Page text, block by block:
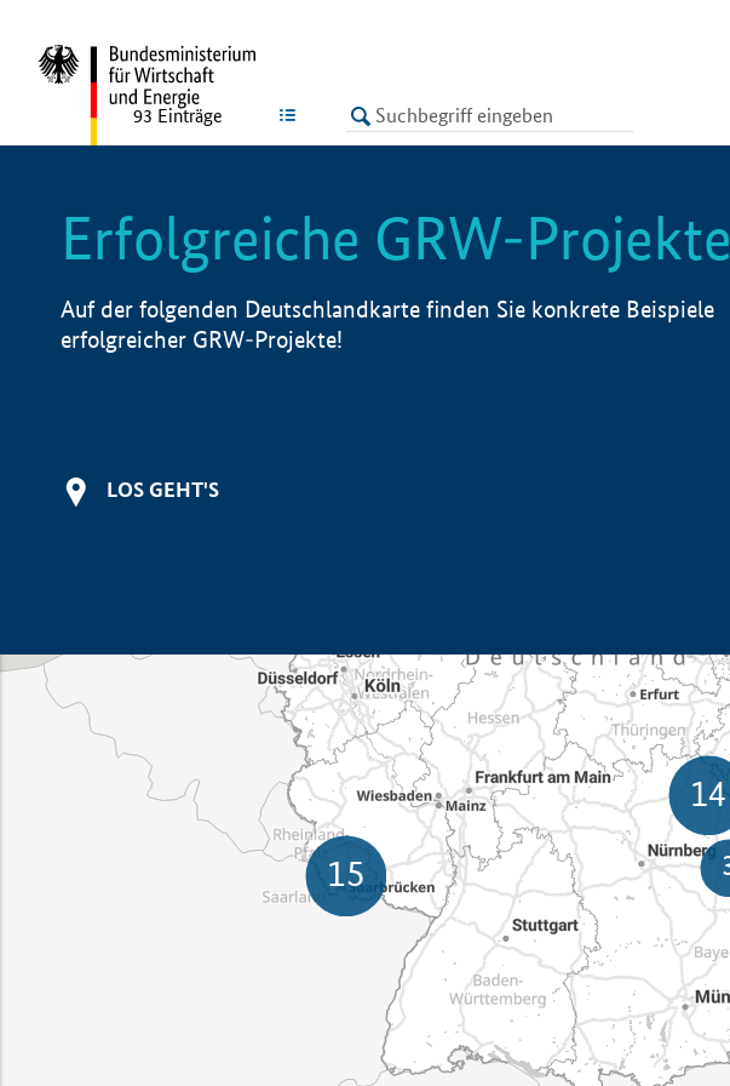
LISTE
93 Einträge
Erfolgreiche GRW-Projekte
Auf der folgenden Deutschlandkarte finden Sie konkrete Beispiele
erfolgreicher GRW-Projekte!
LOS GEHT'S